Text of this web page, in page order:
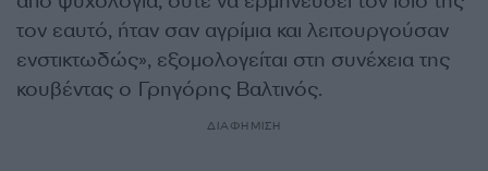
τον εαυτό, ήταν σαν αγρίμια και λειτουργούσαν
ενστικτωδώς», εξομολογείται στη συνέχεια της
κουβέντας ο Γρηγόρης Βαλτινός.
ΔΙΑΦΗΜΙΣΗ